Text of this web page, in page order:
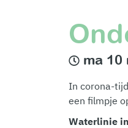
ma 10
In corona-
een filmpje
Waterlinie